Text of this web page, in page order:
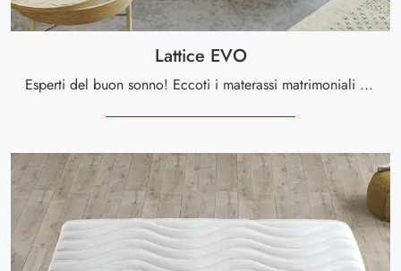
Lattice EVO
Esperti del buon sonno! Eccoti i materassi matrimoniali in lattice di Altaflex: clicca e scopri di più sul modello Lattice EVO.